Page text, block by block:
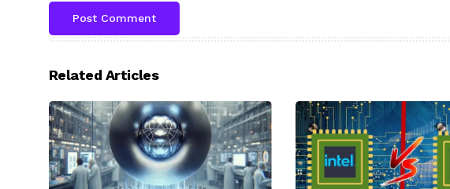
Related Articles